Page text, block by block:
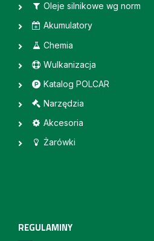
Oleje silnikowe wg norm
Akumulatory
Chemia
Wulkanizacja
Katalog POLCAR
Narzędzia
Akcesoria
Żarówki
REGULAMINY